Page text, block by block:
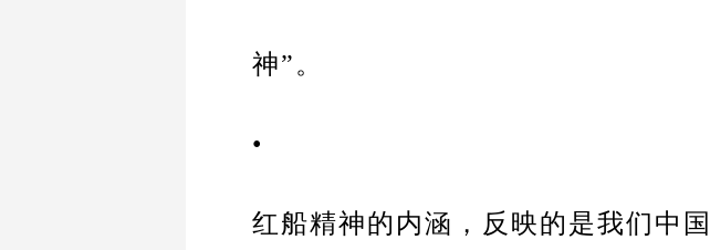
神”。
•
红船精神的内涵，反映的是我们中